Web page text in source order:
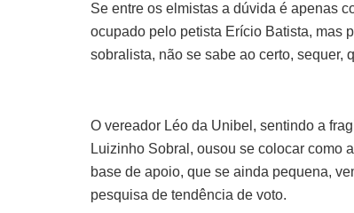
Se entre os elmistas a dúvida é apenas
ocupado pelo petista Erício Batista, mas
sobralista, não se sabe ao certo, sequer,
O vereador Léo da Unibel, sentindo a
Luizinho Sobral, ousou se colocar como
base de apoio, que se ainda pequena,
pesquisa de tendência de voto.